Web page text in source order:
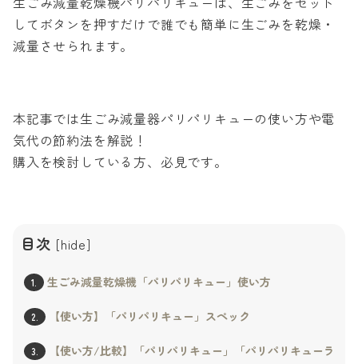
してボタンを押すだけで誰でも簡単に生ごみを乾燥・
減量させられます。
本記事では生ごみ減量器パリパリキューの使い方や電
気代の節約法を解説！
購入を検討している方、必見です。
目次 [hide]
1. 生ごみ減量乾燥機「パリパリキュー」使い方
2. 【使い方】「パリパリキュー」スペック
3.
【使い方/比較】「パリパリキュー」「パリパリキューラ